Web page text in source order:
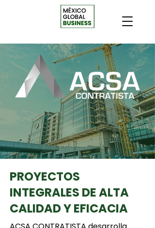
PROYECTOS
INTEGRALES DE ALTA
CALIDAD Y EFICACIA